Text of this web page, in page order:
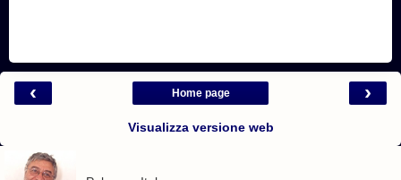
‹ ›
Home page
Visualizza versione web